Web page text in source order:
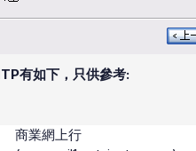
有如下，只供參考:
商業網上行